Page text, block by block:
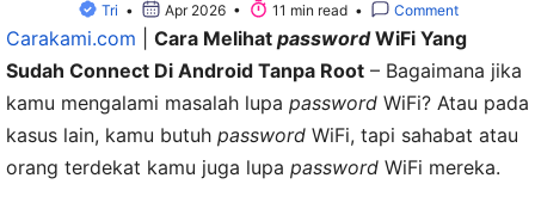
Tri • Apr 2026 • 11 min read • Comment
Carakami.com Cara Melihat passwordWiFi Yang
Sudah Connect Di Android Tanpa Root – Bagaimana jika
kamu mengalami masalah lupa password WiFi? Atau pada
kasus lain, kamu butuh password WiFi, tapi sahabat atau
orang terdekat kamu juga lupa password WiFi mereka.